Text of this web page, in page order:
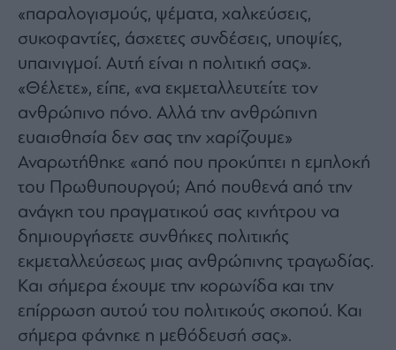
any
This
site
protected
reCAPTCHA
the
Google
Policy
Terms
Service
apply.
«παραλογισμούς, ψέματα, χαλκεύσεις,
συκοφαντίες, άσχετες συνδέσεις, υποψίες,
υπαινιγμοί. Αυτή είναι η πολιτική σας».
«Θέλετε», είπε, «να εκμεταλλευτείτε τον
ανθρώπινο πόνο. Αλλά την ανθρώπινη
ευαισθησία δεν σας την χαρίζουμε»
Αναρωτήθηκε «από που προκύπτει η εμπλοκή
του Πρωθυπουργού; Από πουθενά από την
ανάγκη του πραγματικού σας κινήτρου να
δημιουργήσετε συνθήκες πολιτικής
εκμεταλλεύσεως μιας ανθρώπινης τραγωδίας.
Και σήμερα έχουμε την κορωνίδα και την
επίρρωση αυτού του πολιτικούς σκοπού. Και
σήμερα φάνηκε η μεθόδευσή σας».